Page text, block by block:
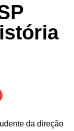
da direção